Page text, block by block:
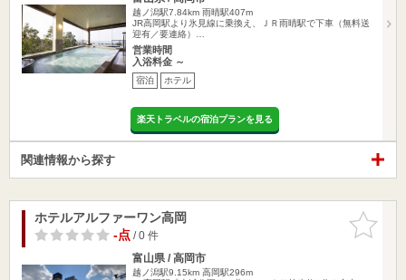
越ノ潟駅7.84km 雨晴駅407m
JR高岡駅より氷見線に乗換え、ＪＲ雨晴駅で下車（無料送
迎有／要連絡）…
営業時間
入浴料金 ～
宿泊 ホテル
楽天トラベルの宿泊プランを見る
関連情報から探す
お気に入
りに追加
ホテルアルファーワン高岡
-点/ 0 件
富山県 / 高岡市
越ノ潟駅9.15km 高岡駅296m